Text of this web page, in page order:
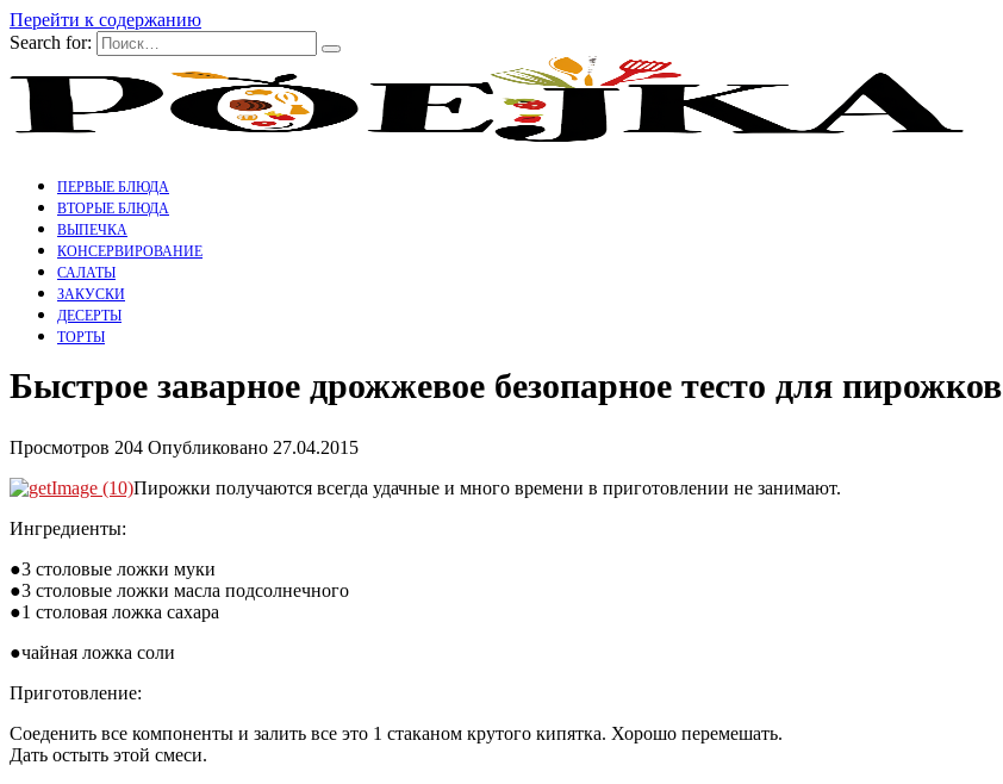
Перейти к содержанию
Search for:
ПЕРВЫЕ БЛЮДА
ВТОРЫЕ БЛЮДА
ВЫПЕЧКА
КОНСЕРВИРОВАНИЕ
САЛАТЫ
ЗАКУСКИ
ДЕСЕРТЫ
ТОРТЫ
Быстрое заварное дрожжевое безопарное тесто для пирожков
Просмотров 204 Опубликовано 27.04.2015
Пирожки получаются всегда удачные и много времени в приготовлении не занимают.
Ингредиенты:
●3 столовые ложки муки
●3 столовые ложки масла подсолнечного
●1 столовая ложка сахара
●чайная ложка соли
Приготовление:
Соеденить все компоненты и залить все это 1 стаканом крутого кипятка. Хорошо перемешать.
Дать остыть этой смеси.